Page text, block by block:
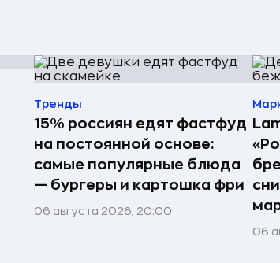
Тренды
15% россиян едят фастфуд
на постоянной основе:
самые популярные блюда
— бургеры и картошка фри
06 августа 2026, 20:00
06